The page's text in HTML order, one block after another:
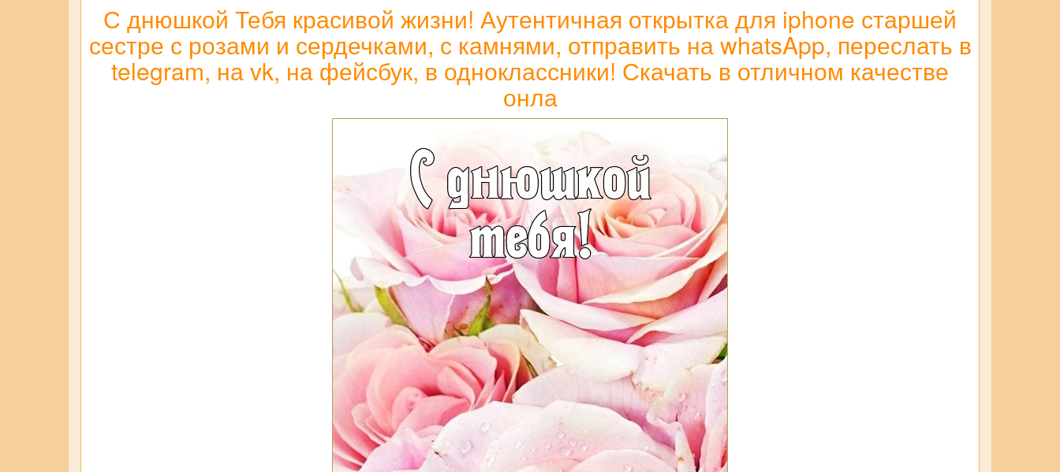
С днюшкой Тебя красивой жизни! Аутентичная открытка для iphone старшей
сестре с розами и сердечками, с камнями, отправить на whatsApp, переслать в
telegram, на vk, на фейсбук, в одноклассники! Скачать в отличном качестве
онла